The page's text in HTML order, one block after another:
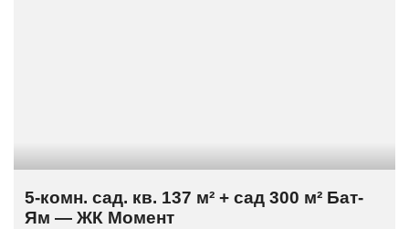
5-комн. сад. кв. 137 м² + сад 300 м² Бат-
Ям — ЖК Момент